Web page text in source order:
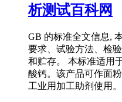
析测试百科网
GB 的标准全文信息,
要求、试验方法、检
和贮存。 本标准适用
酸钙。该产品可作面
工业用加工助剂使用